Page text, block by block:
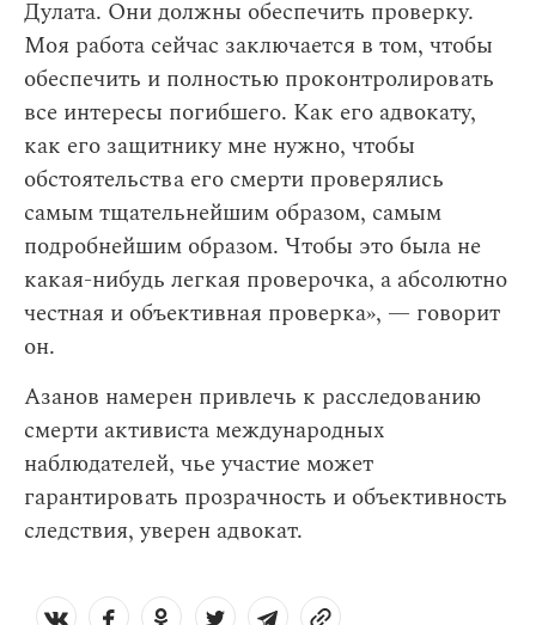
Дулата. Они должны обеспечить проверку.
Моя работа сейчас заключается в том, чтобы
обеспечить и полностью проконтролировать
все интересы погибшего. Как его адвокату,
как его защитнику мне нужно, чтобы
обстоятельства его смерти проверялись
самым тщательнейшим образом, самым
подробнейшим образом. Чтобы это была не
какая-нибудь легкая проверочка, а абсолютно
честная и объективная проверка», — говорит
он.
Азанов намерен привлечь к расследованию
смерти активиста международных
наблюдателей, чье участие может
гарантировать прозрачность и объективность
следствия, уверен адвокат.